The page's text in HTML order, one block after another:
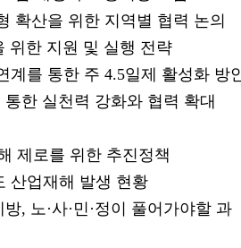
산을 위한 지역별 협력 논의
한 지원 및 실행 전략
를 통한 주 4.5일제 활성화 방
실천력 강화와 협력 확대
제로를 위한 추진정책
업재해 발생 현황
노·사·민·정이 풀어가야할 과